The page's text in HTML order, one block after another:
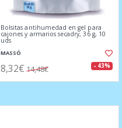
Bolsitas antihumedad en gel para
cajones y armarios secadry, 36 g, 10
uds
MASSÓ
8,32€ 14,48€ - 43%